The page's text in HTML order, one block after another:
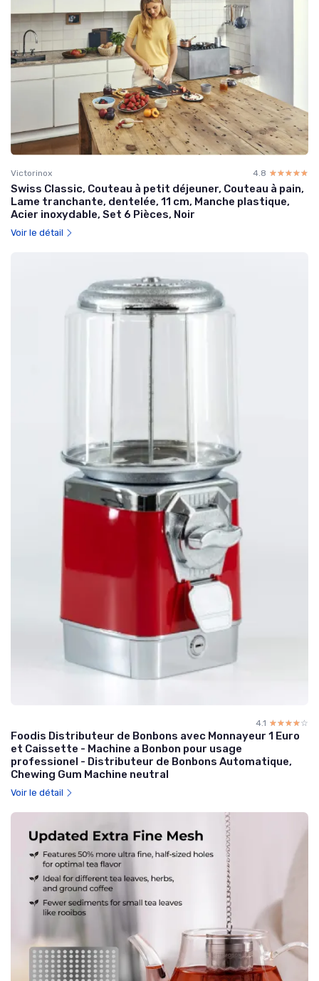
Victorinox 4.8 ☆☆☆☆☆
★★★★★
Swiss Classic, Couteau à petit déjeuner, Couteau à pain,
Lame tranchante, dentelée, 11 cm, Manche plastique,
Acier inoxydable, Set 6 Pièces, Noir
Voir le détail
4.1 ☆☆☆☆☆
★★★★★
Foodis Distributeur de Bonbons avec Monnayeur 1 Euro
et Caissette - Machine a Bonbon pour usage
professionel - Distributeur de Bonbons Automatique,
Chewing Gum Machine neutral
Voir le détail